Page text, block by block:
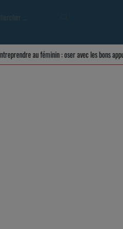
Entreprendre au féminin : oser avec les bons